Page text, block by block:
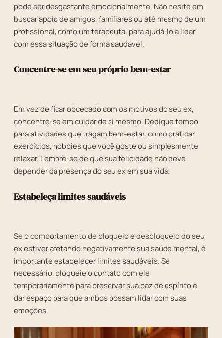
pode ser desgastante emocionalmente. Não hesite em
buscar apoio de amigos, familiares ou até mesmo de um
profissional, como um terapeuta, para ajudá-lo a lidar
com essa situação de forma saudável.
Concentre-se em seu próprio bem-estar
Em vez de ficar obcecado com os motivos do seu ex,
concentre-se em cuidar de si mesmo. Dedique tempo
para atividades que tragam bem-estar, como praticar
exercícios, hobbies que você goste ou simplesmente
relaxar. Lembre-se de que sua felicidade não deve
depender da presença do seu ex em sua vida.
Estabeleça limites saudáveis
Se o comportamento de bloqueio e desbloqueio do seu
ex estiver afetando negativamente sua saúde mental, é
importante estabelecer limites saudáveis. Se
necessário, bloqueie o contato com ele
temporariamente para preservar sua paz de espírito e
dar espaço para que ambos possam lidar com suas
emoções.